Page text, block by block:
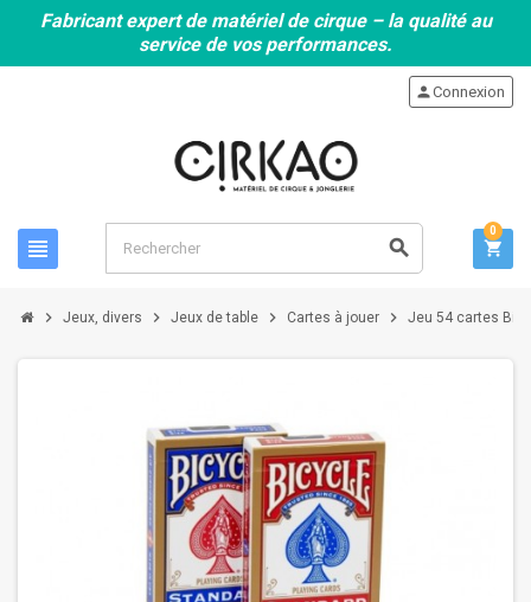
Fabricant expert de matériel de cirque – la qualité au
service de vos performances.
view_headline search
personConnexion
shopping_cart
0
chevron_right Jeux, divers chevron_right Jeux de table chevron_right Cartes à jouer chevron_right Jeu 54 cartes